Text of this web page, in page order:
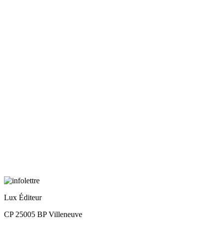
Lux Éditeur
CP 25005 BP Villeneuve